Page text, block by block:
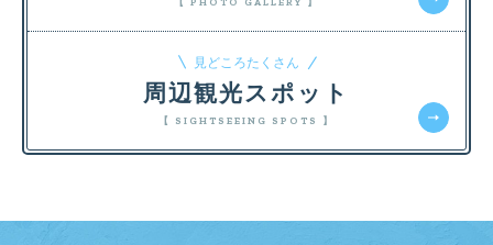
【 PHOTO GALLERY 】
見どころたくさん
周辺観光スポット
【 SIGHTSEEING SPOTS 】